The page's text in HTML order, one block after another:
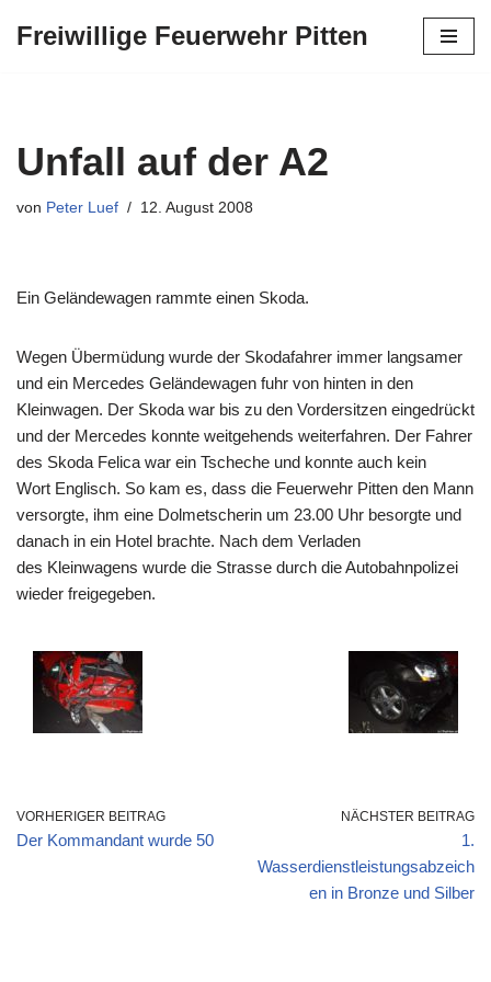
Freiwillige Feuerwehr Pitten
Unfall auf der A2
von Peter Luef 12. August 2008
Ein Geländewagen rammte einen Skoda.
Wegen Übermüdung wurde der Skodafahrer immer langsamer
und ein Mercedes Geländewagen fuhr von hinten in den
Kleinwagen. Der Skoda war bis zu den Vordersitzen eingedrückt
und der Mercedes konnte weitgehends weiterfahren. Der Fahrer
des Skoda Felica war ein Tscheche und konnte auch kein
Wort Englisch. So kam es, dass die Feuerwehr Pitten den Mann
versorgte, ihm eine Dolmetscherin um 23.00 Uhr besorgte und
danach in ein Hotel brachte. Nach dem Verladen
des Kleinwagens wurde die Strasse durch die Autobahnpolizei
wieder freigegeben.
VORHERIGER BEITRAG
Der Kommandant wurde 50
NÄCHSTER BEITRAG
1.
Wasserdienstleistungsabzeich
en in Bronze und Silber